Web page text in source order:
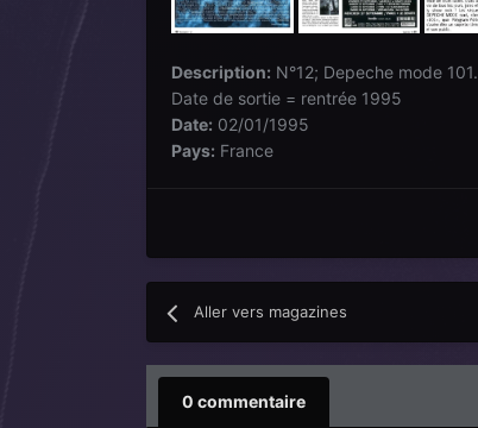
Description: N°12; Depeche mode 101.
Date de sortie = rentrée 1995
Date: 02/01/1995
Pays: France
Aller vers magazines
0 commentaire